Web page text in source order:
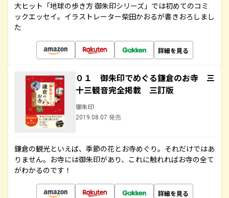
大ヒット「地球の歩き方 御朱印シリーズ」では初めてのコミ
ックエッセイ。イラストレーター柴田かおるが書きおろしまし
た
詳細を見る
０１ 御朱印でめぐる鎌倉のお寺 三
十三観音完全掲載 三訂版
御朱印
2019.08.07 発売
鎌倉の観光といえば、季節の花とお寺めぐり。それだけではあ
りません。お寺には御朱印があり、これに触れればお寺の全て
がわかるのです！
詳細を見る